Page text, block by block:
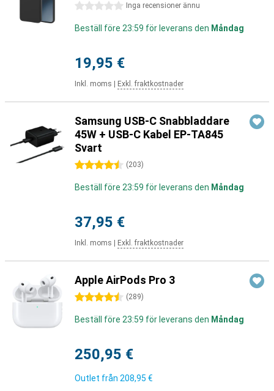
0 stjärnor Inga recensioner ännu
Beställ före 23:59 för leverans den Måndag
19,95 €
Inkl. moms Exkl. fraktkostnader
Samsung USB-C Snabbladdare
45W + USB-C Kabel EP-TA845
Svart
4.5 stjärnor (203)
Beställ före 23:59 för leverans den Måndag
37,95 €
Inkl. moms Exkl. fraktkostnader
Apple AirPods Pro 3
4.5 stjärnor (289)
Beställ före 23:59 för leverans den Måndag
250,95 €
Outlet från 208,95 €